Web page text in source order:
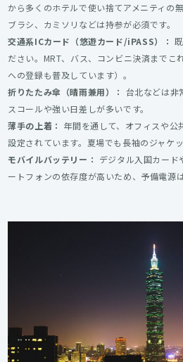
から多くのホテルで使い捨てアメニティの
ブラシ、カミソリなどは持参が必須です。
交通系ICカード（悠遊カード/iPASS）：
ださい。MRT、バス、コンビニ決済まで
への登録も普及しています）。
折りたたみ傘（晴雨兼用）： 台北などは非
スコールや強い日差しが多いです。
薄手の上着： 年間を通して、オフィスや公
設定されています。夏場でも長袖のジャケ
モバイルバッテリー： デジタル入国カード
ートフォンの依存度が高いため、予備電源は